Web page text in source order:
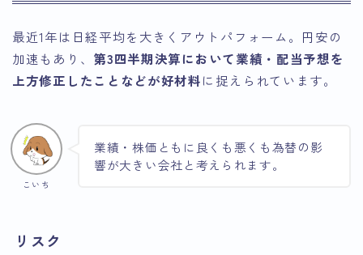
最近1年は日経平均を大きくアウトパフォーム。円安の
加速もあり、 第3四半期決算において業績・配当予想を
上方修正したことなどが好材料に捉えられています。
こいち
業績・株価ともに良くも悪くも為替の影
響が大きい会社と考えられます。
リスク